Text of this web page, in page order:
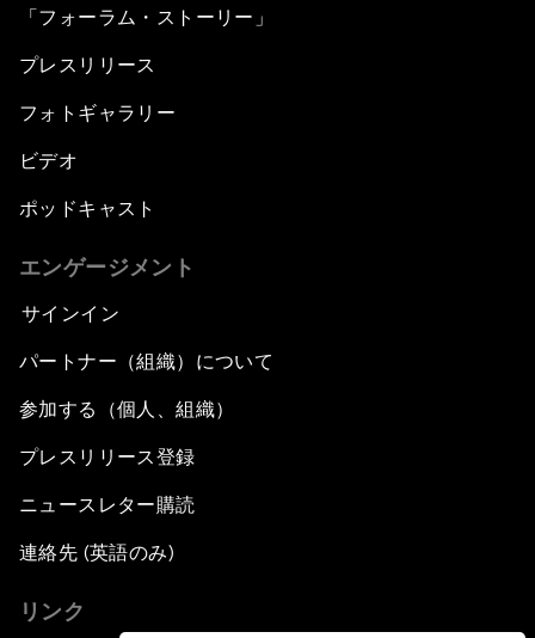
「フォーラム・ストーリー」
プレスリリース
フォトギャラリー
ビデオ
ポッドキャスト
エンゲージメント
サインイン
パートナー（組織）について
参加する（個人、組織）
プレスリリース登録
ニュースレター購読
連絡先 (英語のみ)
リンク